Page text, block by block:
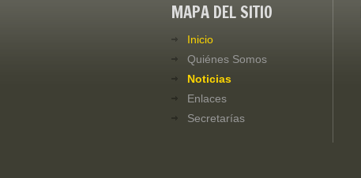
MAPA DEL SITIO
Inicio
Quiénes Somos
Noticias
Enlaces
Secretarías